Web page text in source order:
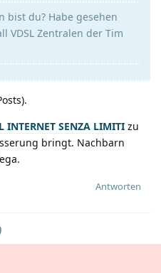
bist du? Habe gesehen
VDSL Zentralen der Tim
INTERNET SENZA LIMITI zu
bringt. Nachbarn
Antworten